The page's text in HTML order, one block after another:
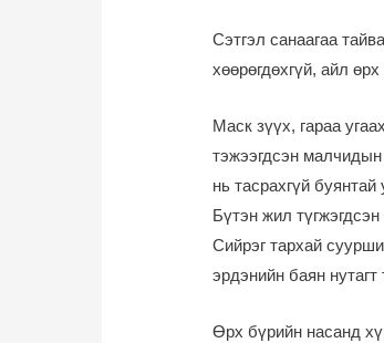
Сэтгэл санаагаа
хөөрөгдөхгүй, айл
Маск зүүх, гараа
тэжээгдсэн
нь тасрахгүй буянтай
Бүтэн жил
Сийрэг тархай
эрдэнийн баян нутагт
Өрх бүрийн насанд